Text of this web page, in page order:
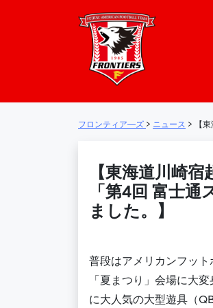
メインナビゲーション
フロンティア―ズ > ニュース > 【
【東海道川崎
「第4回 富士
ました。】
普段はアメリカンフッ
「夏まつり」会場に大
に大人気の大型遊具（